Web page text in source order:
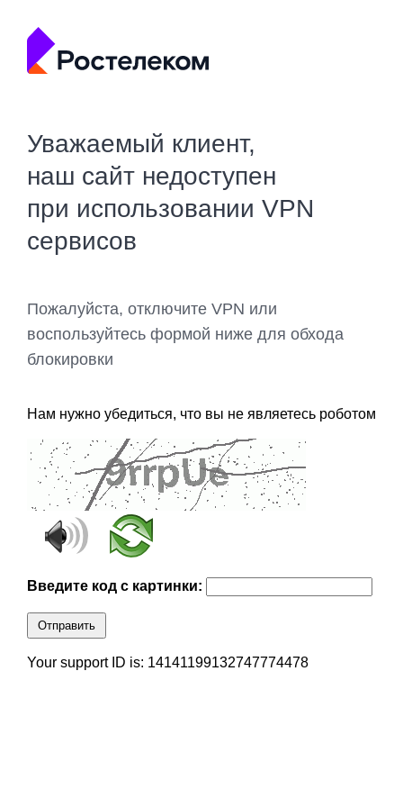
Уважаемый клиент,
наш сайт недоступен
при использовании VPN
сервисов
Пожалуйста, отключите VPN или
воспользуйтесь формой ниже для обхода
блокировки
Нам нужно убедиться, что вы не являетесь роботом
Введите код с картинки:
Отправить
Your support ID is: 14141199132747774478